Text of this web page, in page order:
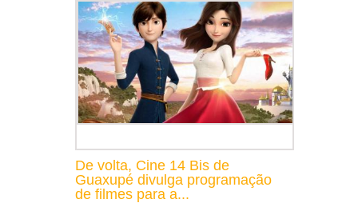
De volta, Cine 14 Bis de
Guaxupé divulga programação
de filmes para a...